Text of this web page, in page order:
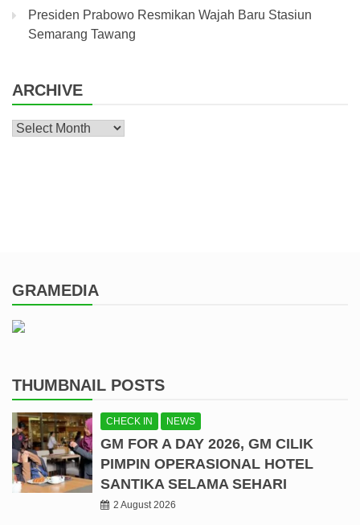
Presiden Prabowo Resmikan Wajah Baru Stasiun
Semarang Tawang
ARCHIVE
Archive
GRAMEDIA
THUMBNAIL POSTS
CHECK IN NEWS
GM FOR A DAY 2026, GM CILIK
PIMPIN OPERASIONAL HOTEL
SANTIKA SELAMA SEHARI
2 August 2026